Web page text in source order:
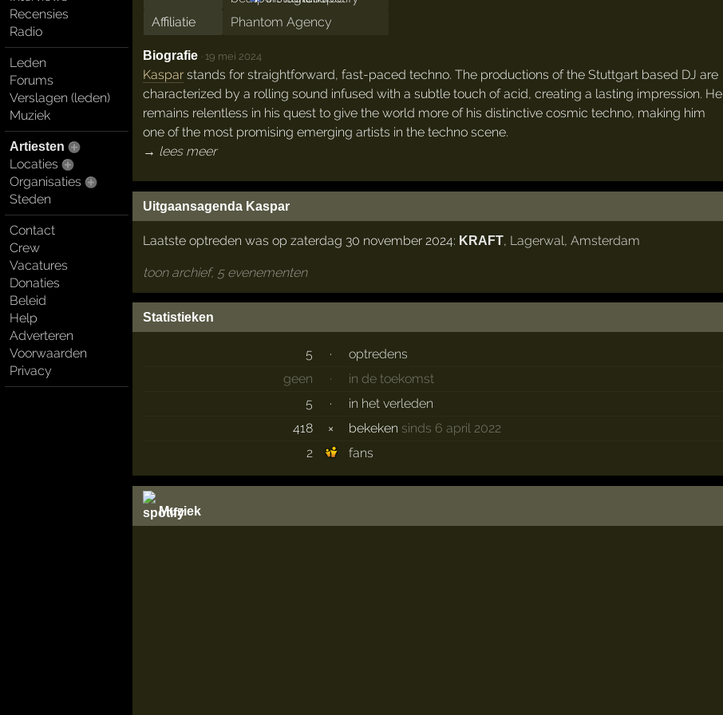
Recensies
Radio
Leden
Forums
Verslagen (leden)
Muziek
Artiesten
Locaties
Organisaties
Steden
Contact
Crew
Vacatures
Donaties
Beleid
Help
Adverteren
Voorwaarden
Privacy
Affiliatie Phantom Agency
Biografie · 19 mei 2024
Kasparstands for straightforward, fast-paced techno. The productions of the Stuttgart based DJ are
characterized by a rolling sound infused with a subtle touch of acid, creating a lasting impression. He
remains relentless in his quest to give the world more of his distinctive cosmic techno, making him
one of the most promising emerging artists in the techno scene.
→ lees meer
Uitgaansagenda Kaspar
Laatste optreden was op zaterdag 30 november 2024: KRAFT, Lagerwal, Amsterdam
toon archief, 5 evenementen
Statistieken
5 ·
optredens
geen
·
in de toekomst
5
·
in het verleden
418
× bekeken sinds 6 april 2022
2
fans
Muziek